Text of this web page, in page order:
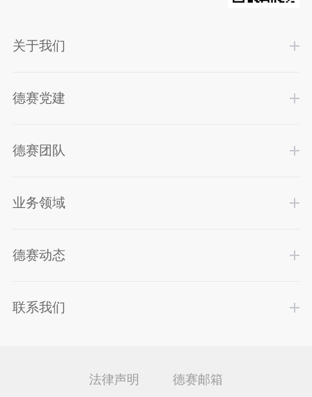
关于我们
德赛党建
德赛团队
业务领域
德赛动态
联系我们
法律声明 德赛邮箱